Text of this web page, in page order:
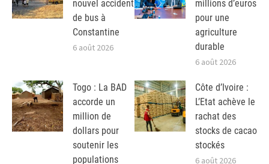
nouvel accident
de bus à
Constantine
6 août 2026
millions d’euros
pour une
agriculture
durable
6 août 2026
Togo : La BAD
accorde un
million de
dollars pour
soutenir les
populations
Côte d’Ivoire :
L’Etat achève le
rachat des
stocks de cacao
stockés
6 août 2026